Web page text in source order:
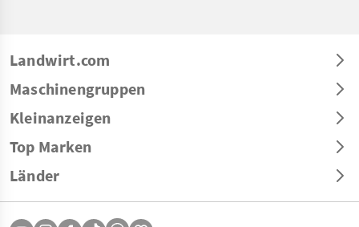
Landwirt.com
Maschinengruppen
Kleinanzeigen
Top Marken
Länder